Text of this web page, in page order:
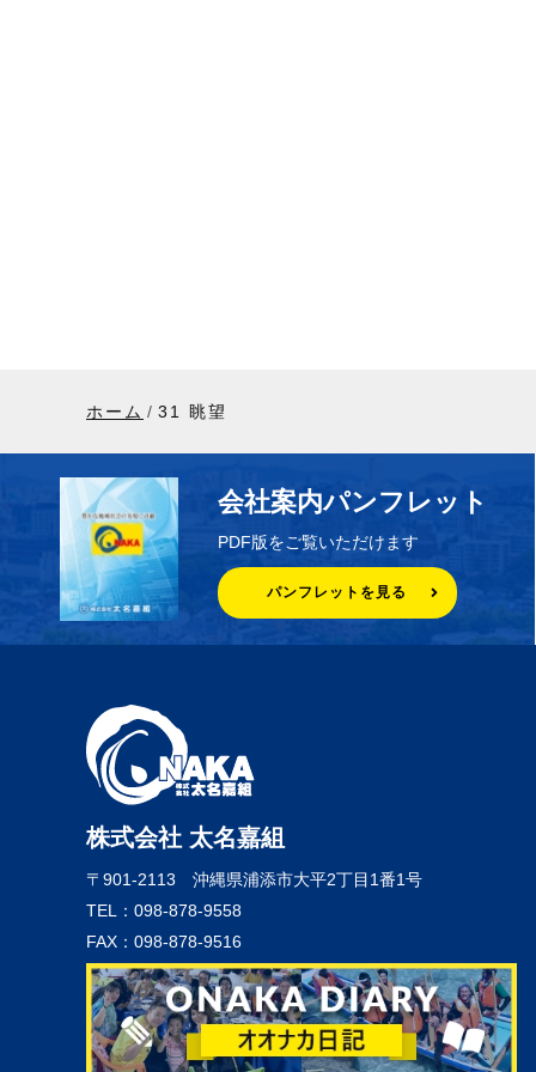
ホーム 31 眺望
会社案内パンフレット
PDF版をご覧いただけます
パンフレットを見る
株式会社 太名嘉組
〒901-2113 沖縄県浦添市大平2丁目1番1号
TEL：098-878-9558
FAX：098-878-9516